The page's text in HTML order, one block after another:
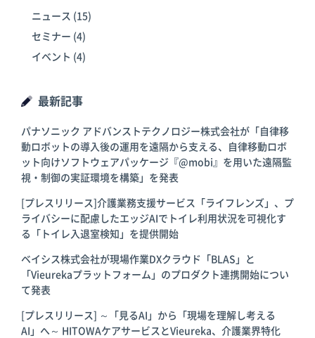
ニュース (15)
セミナー (4)
イベント (4)
最新記事
パナソニック アドバンストテクノロジー株式会社が「自律移
動ロボットの導入後の運用を遠隔から支える、自律移動ロボ
ット向けソフトウェアパッケージ『@mobi』を用いた遠隔監
視・制御の実証環境を構築」を発表
[プレスリリース]介護業務支援サービス「ライフレンズ」、プ
ライバシーに配慮したエッジAIでトイレ利用状況を可視化す
る「トイレ入退室検知」を提供開始
ベイシス株式会社が現場作業DXクラウド「BLAS」と
「Vieurekaプラットフォーム」のプロダクト連携開始につい
て発表
[プレスリリース] ～「見るAI」から「現場を理解し考える
AI」へ～ HITOWAケアサービスとVieureka、介護業界特化